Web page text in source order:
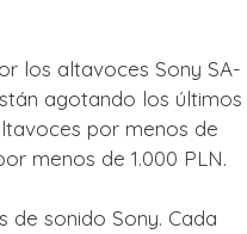
los altavoces Sony SA-
agotando los últimos
por menos de
menos de 1.000 PLN.
de sonido Sony. Cada